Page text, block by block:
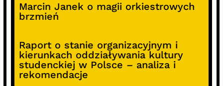
Marcin Janek o magii orkiestrowych
brzmień
Raport o stanie organizacyjnym i
kierunkach oddziaływania kultury
studenckiej w Polsce – analiza i
rekomendacje